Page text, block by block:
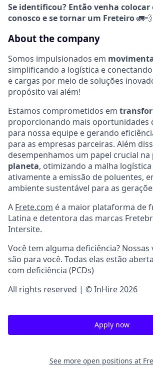
Se identificou? Então venha colocar
conosco e se tornar um Freteiro🚛💨
About the company
Somos impulsionados em
simplificando a logística e
e cargas por meio de soluções
propósito vai além!
Estamos comprometidos em
proporcionando mais oportunidades
para nossa equipe e gerando
para as empresas parceiras. Além
desempenhamos um papel crucial na
planeta, otimizando a malha
ativamente a emissão de poluentes,
ambiente sustentável para as
A Frete.com é a maior plataforma de
Latina e detentora das marcas
Intersite.
Você tem alguma deficiência? Nossas
são para você. Todas elas estão
com deficiência (PCDs)
All rights reserved | © InHire 2026
Apply now
See more open positions at